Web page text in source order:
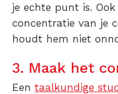
je echte punt is.
concentratie van je
houdt hem niet
3. Maak het
Een taalkundige